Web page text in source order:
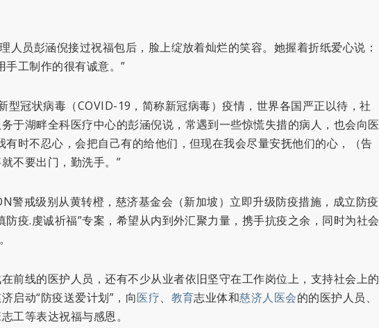
人员彭涵倪接过祝福包后，脸上绽放着灿烂的笑容。她握着折纸爱心说：
手工制作的很有诚意。”
型冠状病毒（COVID-19，简称新冠病毒）疫情，世界各国严正以待，社
于湖畔全科医疗中心的彭涵倪说，常遇到一些惊慌失措的病人，也会向医
有时不忍心，会把自己有的给他们，但现在我会尽量安抚他们的心，（告
不要出门，勤洗手。”
警戒级别从黄转橙，慈济基金会（新加坡）立即升级防疫措施，成立防疫
防疫.虔诚祈福”专案，希望从内到外汇聚力量，携手抗疫之余，同时为社会
前线的医护人员，还有不少从业者依旧坚守在工作岗位上，支持社会上的
启动“防疫送爱计划”，向医疗、 教育志业体和慈济人医会的的医护人员、
工等表达祝福与感恩。